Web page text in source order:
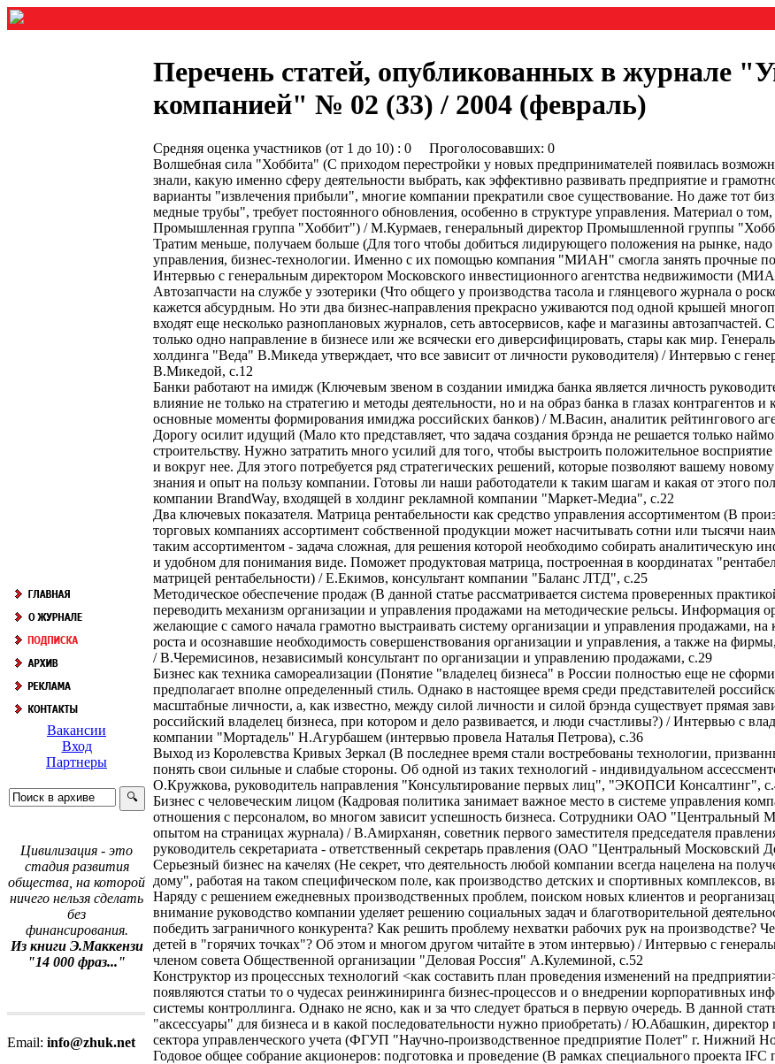
Вакансии
Вход
Партнеры
Цивилизация - это
стадия развития
общества, на которой
ничего нельзя сделать
без
финансирования.
Из книги Э.Маккензи
"14 000 фраз..."
Email: info@zhuk.net
Перечень статей, опубликованных в журнале
компанией" № 02 (33) / 2004 (февраль)
Средняя оценка участников (от 1 до 10) : 0 Проголосовавших: 0
Волшебная сила "Хоббита" (С приходом перестройки у новых предпринимателей появилась
знали, какую именно сферу деятельности выбрать, как эффективно развивать предприятие и
варианты "извлечения прибыли", многие компании прекратили свое существование. Но даже тот
медные трубы", требует постоянного обновления, особенно в структуре управления. Материал о
Промышленная группа "Хоббит") / М.Курмаев, генеральный директор Промышленной группы
Тратим меньше, получаем больше (Для того чтобы добиться лидирующего положения на рынке,
управления, бизнес-технологии. Именно с их помощью компания "МИАН" смогла занять прочные
Интервью с генеральным директором Московского инвестиционного агентства недвижимости
Автозапчасти на службе у эзотерики (Что общего у производства тасола и глянцевого журнала о
кажется абсурдным. Но эти два бизнес-направления прекрасно уживаются под одной крышей
входят еще несколько разноплановых журналов, сеть автосервисов, кафе и магазины автозапчастей.
только одно направление в бизнесе или же всячески его диверсифицировать, стары как мир.
холдинга "Веда" В.Микеда утверждает, что все зависит от личности руководителя) / Интервью с
В.Микедой, с.12
Банки работают на имидж (Ключевым звеном в создании имиджа банка является личность
влияние не только на стратегию и методы деятельности, но и на образ банка в глазах контрагентов и
основные моменты формирования имиджа российских банков) / М.Васин, аналитик рейтингового
Дорогу осилит идущий (Мало кто представляет, что задача создания брэнда не решается только
строительству. Нужно затратить много усилий для того, чтобы выстроить положительное
и вокруг нее. Для этого потребуется ряд стратегических решений, которые позволяют вашему
знания и опыт на пользу компании. Готовы ли наши работодатели к таким шагам и какая от этого
компании BrandWay, входящей в холдинг рекламной компании "Маркет-Медиа", с.22
Два ключевых показателя. Матрица рентабельности как средство управления ассортиментом (В
торговых компаниях ассортимент собственной продукции может насчитывать сотни или тысячи
таким ассортиментом - задача сложная, для решения которой необходимо собирать аналитическую
и удобном для понимания виде. Поможет продуктовая матрица, построенная в координатах
матрицей рентабельности) / Е.Екимов, консультант компании "Баланс ЛТД", с.25
Методическое обеспечение продаж (В данной статье рассматривается система проверенных
переводить механизм организации и управления продажами на методические рельсы. Информация
желающие с самого начала грамотно выстраивать систему организации и управления продажами,
роста и осознавшие необходимость совершенствования организации и управления, а также на
/ В.Черемисинов, независимый консультант по организации и управлению продажами, с.29
Бизнес как техника самореализации (Понятие "владелец бизнеса" в России полностью еще не
предполагает вполне определенный стиль. Однако в настоящее время среди представителей
масштабные личности, а, как известно, между силой личности и силой брэнда существует прямая
российский владелец бизнеса, при котором и дело развивается, и люди счастливы?) / Интервью с
компании "Мортадель" Н.Агурбашем (интервью провела Наталья Петрова), с.36
Выход из Королевства Кривых Зеркал (В последнее время стали востребованы технологии,
понять свои сильные и слабые стороны. Об одной из таких технологий - индивидуальном
О.Кружкова, руководитель направления "Консультирование первых лиц", "ЭКОПСИ Консалтинг",
Бизнес с человеческим лицом (Кадровая политика занимает важное место в системе управления
отношения с персоналом, во многом зависит успешность бизнеса. Сотрудники ОАО "Центральный
опытом на страницах журнала) / В.Амирханян, советник первого заместителя председателя
руководитель секретариата - ответственный секретарь правления (ОАО "Центральный Московский
Серьезный бизнес на качелях (Не секрет, что деятельность любой компании всегда нацелена на
дому", работая на таком специфическом поле, как производство детских и спортивных комплексов,
Наряду с решением ежедневных производственных проблем, поиском новых клиентов и
внимание руководство компании уделяет решению социальных задач и благотворительной
победить заграничного конкурента? Как решить проблему нехватки рабочих рук на производстве?
детей в "горячих точках"? Об этом и многом другом читайте в этом интервью) / Интервью с
членом совета Общественной организации "Деловая Россия" А.Кулеминой, с.52
Конструктор из процессных технологий <как составить план проведения изменений на
появляются статьи то о чудесах реинжиниринга бизнес-процессов и о внедрении корпоративных
системы контроллинга. Однако не ясно, как и за что следует браться в первую очередь. В данной
"аксессуары" для бизнеса и в какой последовательности нужно приобретать) / Ю.Абашкин,
сектора управленческого учета (ФГУП "Научно-производственное предприятие Полет" г. Нижний
Годовое общее собрание акционеров: подготовка и проведение (В рамках специального проекта